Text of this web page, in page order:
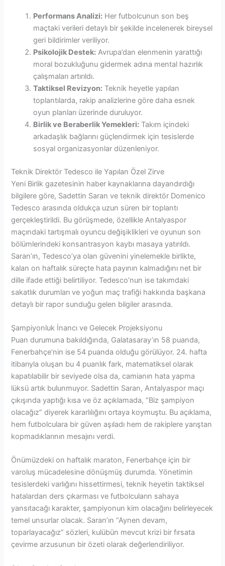
Performans Analizi: Her futbolcunun son beş
maçtaki verileri detaylı bir şekilde incelenerek bireysel
geri bildirimler veriliyor.
Psikolojik Destek: Avrupa’dan elenmenin yarattığı
moral bozukluğunu gidermek adına mental hazırlık
çalışmaları artırıldı.
Taktiksel Revizyon: Teknik heyetle yapılan
toplantılarda, rakip analizlerine göre daha esnek
oyun planları üzerinde duruluyor.
Birlik ve Beraberlik Yemekleri: Takım içindeki
arkadaşlık bağlarını güçlendirmek için tesislerde
sosyal organizasyonlar düzenleniyor.
Teknik Direktör Tedesco ile Yapılan Özel Zirve
Yeni Birlik gazetesinin haber kaynaklarına dayandırdığı
bilgilere göre, Sadettin Saran ve teknik direktör Domenico
Tedesco arasında oldukça uzun süren bir toplantı
gerçekleştirildi. Bu görüşmede, özellikle Antalyaspor
maçındaki tartışmalı oyuncu değişiklikleri ve oyunun son
bölümlerindeki konsantrasyon kaybı masaya yatırıldı.
Saran’ın, Tedesco’ya olan güvenini yinelemekle birlikte,
kalan on haftalık süreçte hata payının kalmadığını net bir
dille ifade ettiği belirtiliyor. Tedesco’nun ise takımdaki
sakatlık durumları ve yoğun maç trafiği hakkında başkana
detaylı bir rapor sunduğu gelen bilgiler arasında.
Şampiyonluk İnancı ve Gelecek Projeksiyonu
Puan durumuna bakıldığında, Galatasaray’ın 58 puanda,
Fenerbahçe’nin ise 54 puanda olduğu görülüyor. 24. hafta
itibarıyla oluşan bu 4 puanlık fark, matematiksel olarak
kapatılabilir bir seviyede olsa da, camianın hata yapma
lüksü artık bulunmuyor. Sadettin Saran, Antalyaspor maçı
çıkışında yaptığı kısa ve öz açıklamada, “Biz şampiyon
olacağız” diyerek kararlılığını ortaya koymuştu. Bu açıklama,
hem futbolculara bir güven aşıladı hem de rakiplere yarıştan
kopmadıklarının mesajını verdi.
Önümüzdeki on haftalık maraton, Fenerbahçe için bir
varoluş mücadelesine dönüşmüş durumda. Yönetimin
tesislerdeki varlığını hissettirmesi, teknik heyetin taktiksel
hatalardan ders çıkarması ve futbolcuların sahaya
yansıtacağı karakter, şampiyonun kim olacağını belirleyecek
temel unsurlar olacak. Saran’ın “Aynen devam,
toparlayacağız” sözleri, kulübün mevcut krizi bir fırsata
çevirme arzusunun bir özeti olarak değerlendiriliyor.